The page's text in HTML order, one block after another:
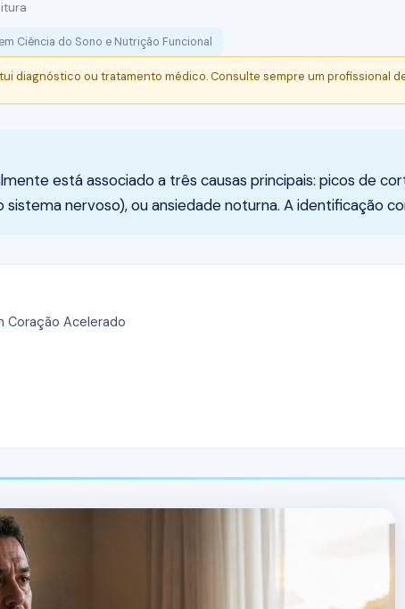
Ciência do Sono e Nutrição Funcional
diagnóstico ou tratamento médico. Consulte sempre um profissional
está associado a três causas principais: picos de
nervoso), ou ansiedade noturna. A identificação
Coração Acelerado